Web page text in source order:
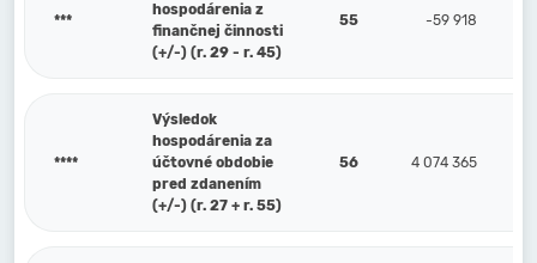
***
hospodárenia z
finančnej činnosti
(+/-) (r. 29 - r. 45)
55 -59 918
****
Výsledok
hospodárenia za
účtovné obdobie
pred zdanením
(+/-) (r. 27 + r. 55)
56 4 074 365